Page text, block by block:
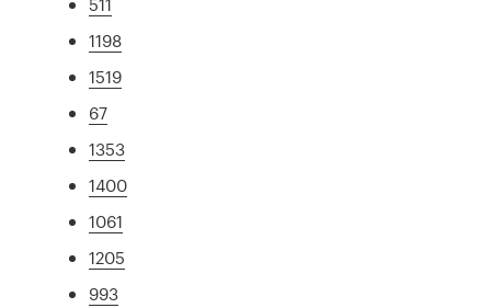
1198
1519
67
1353
1400
1061
1205
993